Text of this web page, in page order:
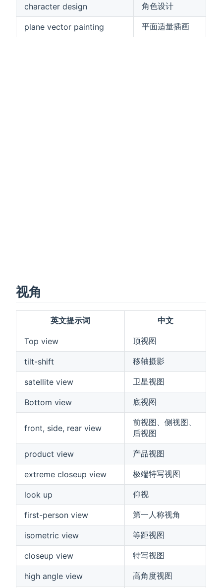
character design 角色设计
plane vector painting 平面适量插画
视角
英文提示词 中文
Top view 顶视图
tilt-shift 移轴摄影
satellite view 卫星视图
Bottom view 底视图
front, side, rear view
前视图、侧视图、
后视图
product view 产品视图
extreme closeup view 极端特写视图
look up 仰视
first-person view 第一人称视角
isometric view 等距视图
closeup view 特写视图
high angle view 高角度视图